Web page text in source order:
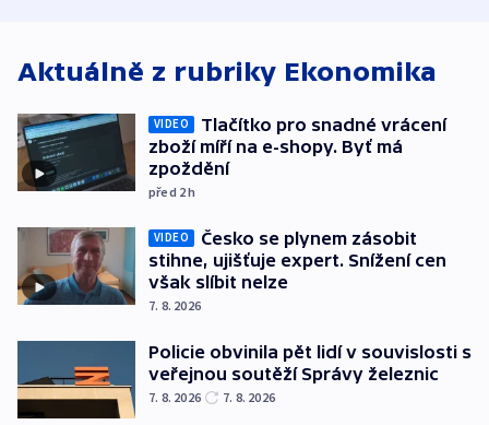
Aktuálně z rubriky Ekonomika
VIDEO
Tlačítko pro snadné vrácení
zboží míří na e-shopy. Byť má
zpoždění
před 2h
VIDEO
Česko se plynem zásobit
stihne, ujišťuje expert. Snížení cen
však slíbit nelze
7. 8. 2026
Policie obvinila pět lidí v souvislosti s
veřejnou soutěží Správy železnic
7. 8. 2026 7. 8. 2026